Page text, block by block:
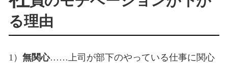
る理由
1） 無関心……上司が部下のやっている仕事に関心